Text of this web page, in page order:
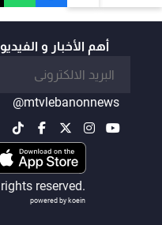
أهم الأخبار و
@mtvlebanonnews
reserved.
powered by koein